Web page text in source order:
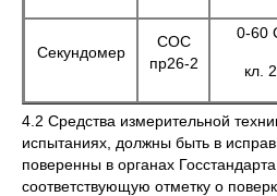
Секундомер
СОС
пр26-2
0-60
кл. 2
4.2 Средства измерительной
испытаниях, должны быть в
поверенны в органах
соответствующую отметку о